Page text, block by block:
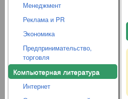
Менеджмент
Реклама и PR
Экономика
Предпринимательство,
торговля
Компьютерная литература
Интернет